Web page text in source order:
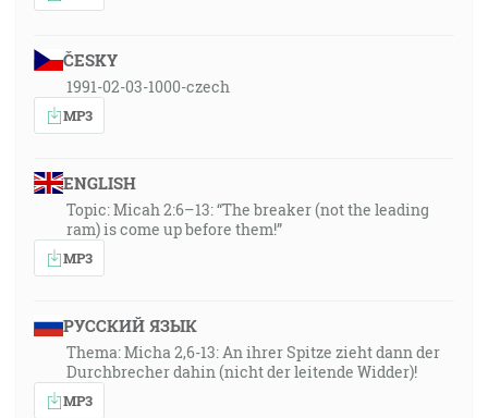
ČESKY
1991-02-03-1000-czech
MP3
ENGLISH
Topic: Micah 2:6–13: “The breaker (not the leading
ram) is come up before them!”
MP3
РУССКИЙ ЯЗЫК
Thema: Micha 2,6-13: An ihrer Spitze zieht dann der
Durchbrecher dahin (nicht der leitende Widder)!
MP3